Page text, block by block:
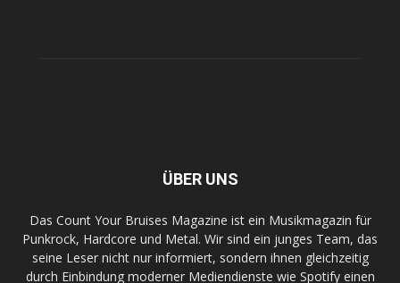
ÜBER UNS
Das Count Your Bruises Magazine ist ein Musikmagazin für
Punkrock, Hardcore und Metal. Wir sind ein junges Team, das
seine Leser nicht nur informiert, sondern ihnen gleichzeitig
durch Einbindung moderner Mediendienste wie Spotify einen